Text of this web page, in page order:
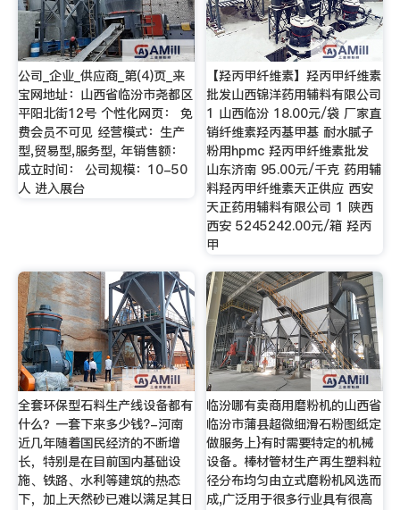
公司_企业_供应商_第(4)页_来
宝网地址：山西省临汾市尧都区
平阳北街12号 个性化网页： 免
费会员不可见 经营模式：生产
型,贸易型,服务型, 年销售额：
成立时间： 公司规模：10-50
人 进入展台
【羟丙甲纤维素】羟丙甲纤维素
批发山西锦洋药用辅料有限公司
1 山西临汾 18.00元/袋 厂家直
销纤维素羟丙基甲基 耐水腻子
粉用hpmc 羟丙甲纤维素批发
山东济南 95.00元/千克 药用辅
料羟丙甲纤维素天正供应 西安
天正药用辅料有限公司 1 陕西
西安 5245242.00元/箱 羟丙
甲
全套环保型石料生产线设备都有
什么？一套下来多少钱?-河南
近几年随着国民经济的不断增
长，特别是在目前国内基础设
施、铁路、水利等建筑的热态
下，加上天然砂已难以满足其日
临汾哪有卖商用磨粉机的山西省
临汾市蒲县超微细滑石粉图纸定
做服务上}有时需要特定的机械
设备。棒材管材生产再生塑料粒
径分布均匀由立式磨粉机风选而
成,广泛用于很多行业具有很高